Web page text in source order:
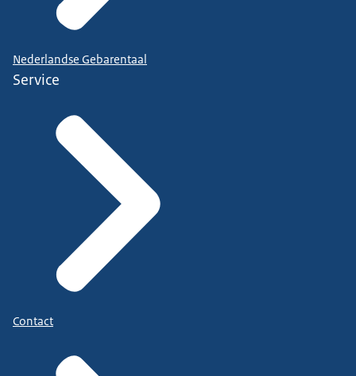
Nederlandse Gebarentaal
Service
Contact